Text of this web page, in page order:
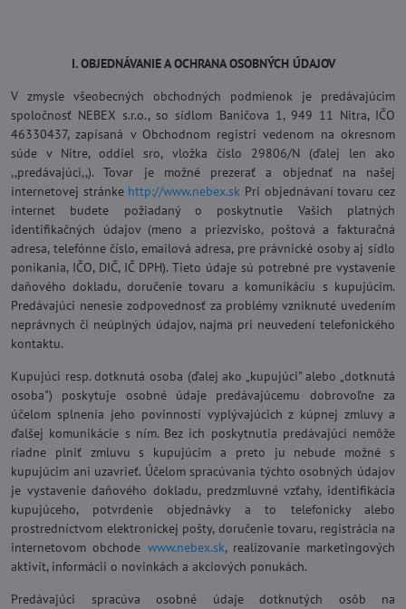
I. OBJEDNÁVANIE A OCHRANA OSOBNÝCH ÚDAJOV
V zmysle všeobecných obchodných podmienok je predávajúcim
spoločnosť NEBEX s.r.o., so sídlom Baničova 1, 949 11 Nitra, IČO
46330437, zapísaná v Obchodnom registri vedenom na okresnom
súde v Nitre, oddiel sro, vložka číslo 29806/N (ďalej len ako
,,predávajúci,,). Tovar je možné prezerať a objednať na našej
internetovej stránke http://www.nebex.sk Pri objednávaní tovaru cez
internet budete požiadaný o poskytnutie Vašich platných
identifikačných údajov (meno a priezvisko, poštová a fakturačná
adresa, telefónne číslo, emailová adresa, pre právnické osoby aj sídlo
ponikania, IČO, DIČ, IČ DPH). Tieto údaje sú potrebné pre vystavenie
daňového dokladu, doručenie tovaru a komunikáciu s kupujúcim.
Predávajúci nenesie zodpovednosť za problémy vzniknuté uvedením
neprávnych či neúplných údajov, najmä pri neuvedení telefonického
kontaktu.
Kupujúci resp. dotknutá osoba (ďalej ako „kupujúci" alebo „dotknutá
osoba") poskytuje osobné údaje predávajúcemu dobrovoľne za
účelom splnenia jeho povinností vyplývajúcich z kúpnej zmluvy a
ďalšej komunikácie s ním. Bez ich poskytnutia predávajúci nemôže
riadne plniť zmluvu s kupujúcim a preto ju nebude možné s
kupujúcim ani uzavrieť. Účelom spracúvania týchto osobných údajov
je vystavenie daňového dokladu, predzmluvné vzťahy, identifikácia
kupujúceho, potvrdenie objednávky a to telefonicky alebo
prostredníctvom elektronickej pošty, doručenie tovaru, registrácia na
internetovom obchode www.nebex.sk, realizovanie marketingových
aktivít, informácii o novinkách a akciových ponukách.
Predávajúci spracúva osobné údaje dotknutých osôb na